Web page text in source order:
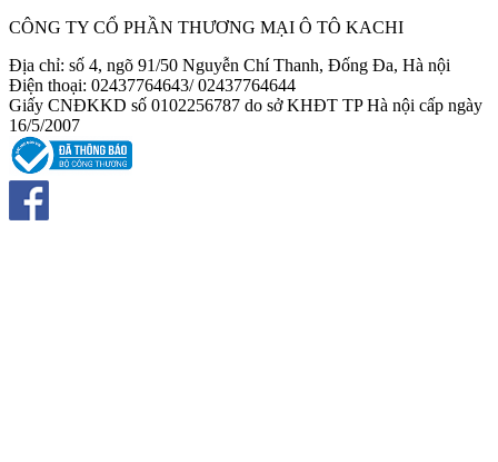
CÔNG TY CỔ PHẦN THƯƠNG MẠI Ô TÔ KACHI
Địa chỉ: số 4, ngõ 91/50 Nguyễn Chí Thanh, Đống Đa, Hà nội
Điện thoại: 02437764643/ 02437764644
Giấy CNĐKKD số 0102256787 do sở KHĐT TP Hà nội cấp ngày
16/5/2007